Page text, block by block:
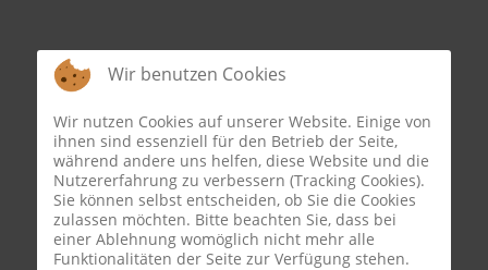
INFORMATIONEN
Geschäftsführung: Michael Reiss
Amtsgericht Bamberg HRB 7097
Ust-ID: DE278334067
Steuer-Nr.: 207 136 20239
Wir benutzen Cookies
Wir nutzen Cookies auf unserer Website. Einige von
ihnen sind essenziell für den Betrieb der Seite,
während andere uns helfen, diese Website und die
Nutzererfahrung zu verbessern (Tracking Cookies).
Sie können selbst entscheiden, ob Sie die Cookies
zulassen möchten. Bitte beachten Sie, dass bei
einer Ablehnung womöglich nicht mehr alle
Funktionalitäten der Seite zur Verfügung stehen.